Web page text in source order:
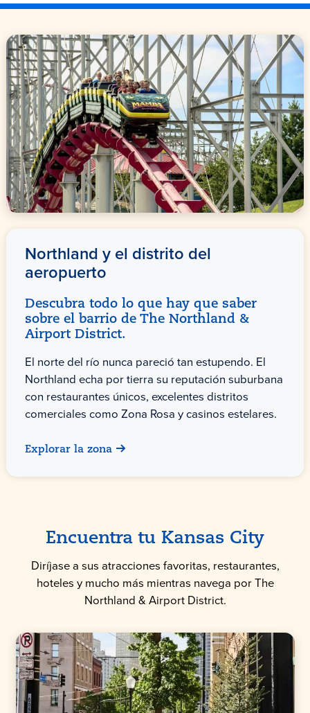
Northland y el distrito del
aeropuerto
Descubra todo lo que hay que saber
sobre el barrio de The Northland &
Airport District.
El norte del río nunca pareció tan estupendo. El
Northland echa por tierra su reputación suburbana
con restaurantes únicos, excelentes distritos
comerciales como Zona Rosa y casinos estelares.
Explorar la zona
Encuentra tu Kansas City
Diríjase a sus atracciones favoritas, restaurantes,
hoteles y mucho más mientras navega por The
Northland & Airport District.